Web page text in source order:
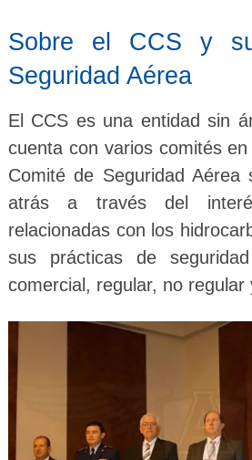
Sobre el CCS y
Seguridad Aérea
El CCS es una entidad sin
cuenta con varios comités
Comité de Seguridad
atrás a través del
relacionadas con los
sus prácticas de
comercial, regular, no regular